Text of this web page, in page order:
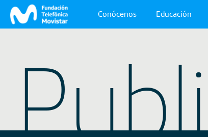
Conócenos Educación